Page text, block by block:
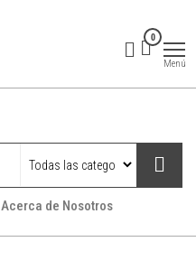
0
Menú
Acerca de Nosotros